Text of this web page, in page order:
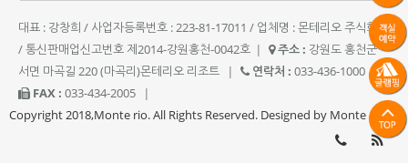
대표 : 강창희 / 사업자등록번호 : 223-81-17011 / 업체명 : 몬테리오 주식회사
/ 통신판매업신고번호 제2014-강원홍천-0042호 | 주소 : 강원도 홍천군
서면 마곡길 220 (마곡리)몬테리오 리조트
| 연락처 : 033-436-1000
|
FAX : 033-434-2005
|
Copyright 2018,Monte rio. All Rights Reserved. Designed by Monte rio.